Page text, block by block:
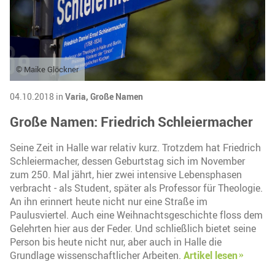
© Maike Glöckner
04.10.2018 in Varia, Große Namen
Große Namen: Friedrich Schleiermacher
Seine Zeit in Halle war relativ kurz. Trotzdem hat Friedrich
Schleiermacher, dessen Geburtstag sich im November
zum 250. Mal jährt, hier zwei intensive Lebensphasen
verbracht - als Student, später als Professor für Theologie.
An ihn erinnert heute nicht nur eine Straße im
Paulusviertel. Auch eine Weihnachtsgeschichte floss dem
Gelehrten hier aus der Feder. Und schließlich bietet seine
Person bis heute nicht nur, aber auch in Halle die
Grundlage wissenschaftlicher Arbeiten. Artikel lesen